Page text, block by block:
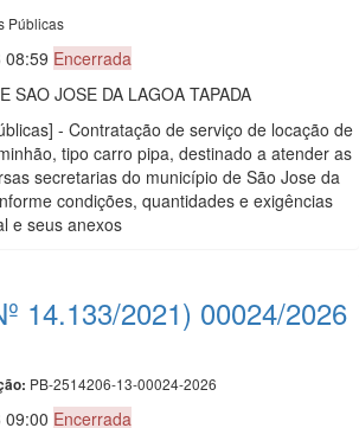
Públicas
08:59 Encerrada
SAO JOSE DA LAGOA TAPADA
- Contratação de serviço de locação de
tipo carro pipa, destinado a atender as
secretarias do município de São Jose da
condições, quantidades e exigências
e seus anexos
14.133/2021) 00024/2026
PB-2514206-13-00024-2026
09:00 Encerrada